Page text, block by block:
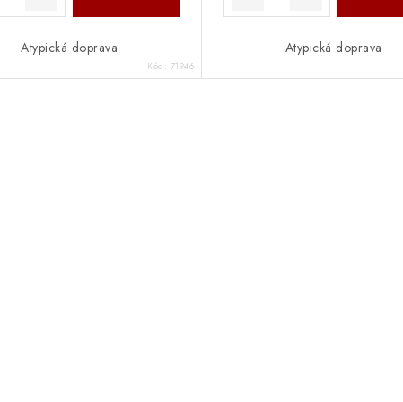
Atypická doprava
Kód: 71946
Atypická doprava